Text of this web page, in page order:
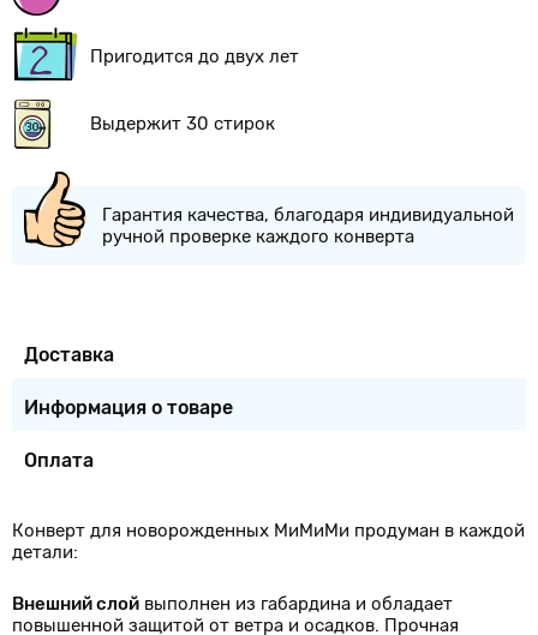
Пригодится до двух лет
Выдержит 30 стирок
Гарантия качества, благодаря индивидуальной
ручной проверке каждого конверта
Доставка
Информация о товаре
Оплата
Конверт для новорожденных МиМиМи продуман в каждой
детали:
Внешний слой выполнен из габардина и обладает
повышенной защитой от ветра и осадков. Прочная